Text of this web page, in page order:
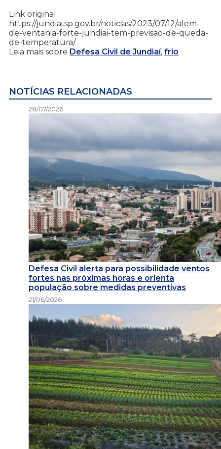
Link original:
https://jundiai.sp.gov.br/noticias/2023/07/12/alem-
de-ventania-forte-jundiai-tem-previsao-de-queda-
de-temperatura/
Leia mais sobre Defesa Civil de Jundiaí, frio
NOTÍCIAS RELACIONADAS
28/07/2026
Defesa Civil alerta para possibilidade ventos
fortes nas próximas horas e orienta
população sobre medidas preventivas
21/06/2026